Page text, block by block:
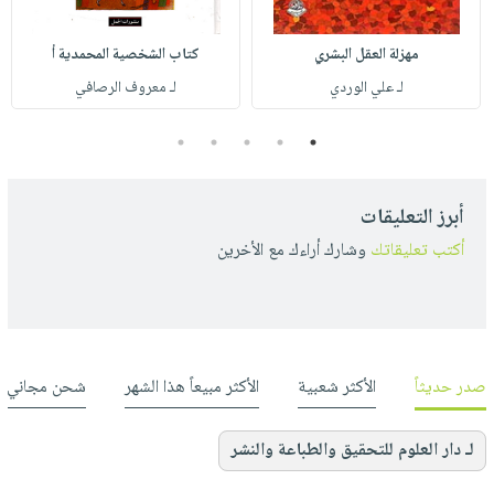
مهزلة العقل البشري
لـ علي الوردي
كتاب الشخصية المحمدية أ
لـ معروف الرصافي
1
2
3
4
5
أبرز التعليقات
أكتب تعليقاتك وشارك أراءك مع الأخرين
صدر حديثاً الأكثر شعبية الأكثر مبيعاً هذا الشهر شحن مجاني
لـ دار العلوم للتحقيق والطباعة والنشر